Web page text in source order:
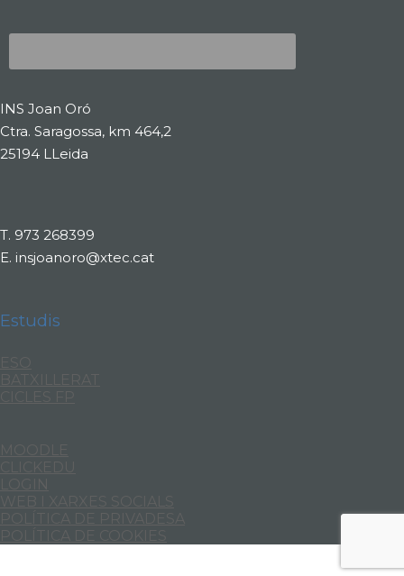
INS Joan Oró
Ctra. Saragossa, km 464,2
25194 LLeida
T. 973 268399
E. insjoanoro@xtec.cat
Estudis
BATXILLERAT
WEB I XARXES SOCIALS